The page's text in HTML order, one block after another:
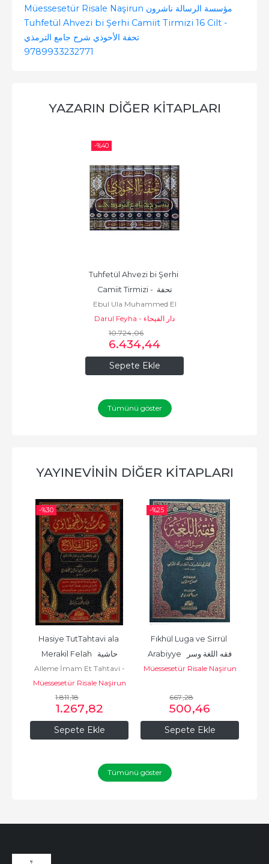
Müessesetür Risale Naşirun مؤسسة الرسالة ناشرون
Tuhfetül Ahvezi bi Şerhi Camiit Tirmizi 16 Cilt -
تحفة الأحوذي شرح جامع الترمذي
9789933232771
YAZARIN DIĞER KITAPLARI
-%40
Sepete Ekle
Tuhfetül Ahvezi bi Şerhi
Camiit Tirmizi - تحفة
الأحوذي بشرح جامع الترمذي
Ebul Ula Muhammed El
Mubarekfuri / أبو العلا محمد
المباركفوري
Darul Feyha - دار الفيحاء
10.724,06
6.434,44
Tümünü göster
YAYINEVININ DIĞER KITAPLARI
-%30
Sepete Ekle
Hasiye TutTahtavi ala
Merakil Felah  حاشية
الطحطاوي على مراقي الفلاح
Alleme İmam Et Tahtavi -
العلامة أحمد الطحطاوي
Müessesetür Risale Naşirun
مؤسسة الرسالة ناشرون
1.811,18
1.267,82
-%25
Sepete Ekle
Fıkhül Luga ve Sirrül
Arabiyye  فقه اللغة وسر
العربية
Müessesetür Risale Naşirun
667,28
500,46
Tümünü göster